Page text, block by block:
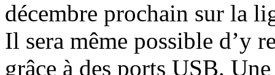
décembre prochain sur la
Il sera même possible d’y
grâce à des ports USB.